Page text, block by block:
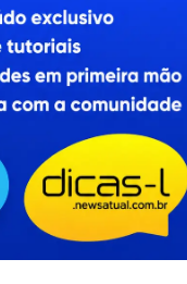
Contato
RSS